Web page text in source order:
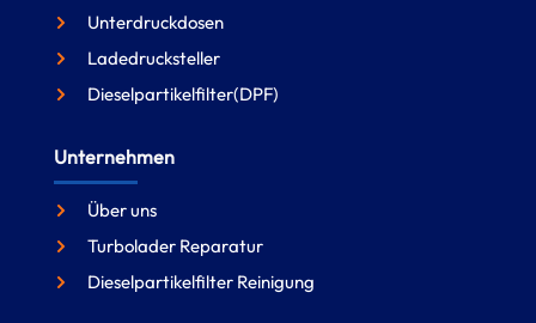
Unterdruckdosen
Ladedrucksteller
Dieselpartikelfilter(DPF)
Unternehmen
Über uns
Turbolader Reparatur
Dieselpartikelfilter Reinigung